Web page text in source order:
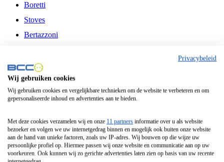
Boretti
Stoves
Bertazzoni
Fitelli
Airfryer
Frituurpan
Contactgrill
Broodbakmachine
Broodrooster
Privacybeleid
Wij gebruiken cookies
Wij gebruiken cookies en vergelijkbare technieken om de website te verbeteren en om
gepersonaliseerde inhoud en advertenties aan te bieden.
Met deze cookies verzamelen wij en onze 11 partners informatie over u als website
bezoeker en volgen we uw internetgedrag binnen en mogelijk ook buiten onze website
aan de hand van unieke factoren, zoals uw IP-adres. Wij bouwen op die wijze uw
persoonlijke profiel op. Hiermee passen wij onze website en communicatie aan op uw
voorkeuren. Ook kunnen wij zo gerichte advertenties laten zien op basis van uw recente